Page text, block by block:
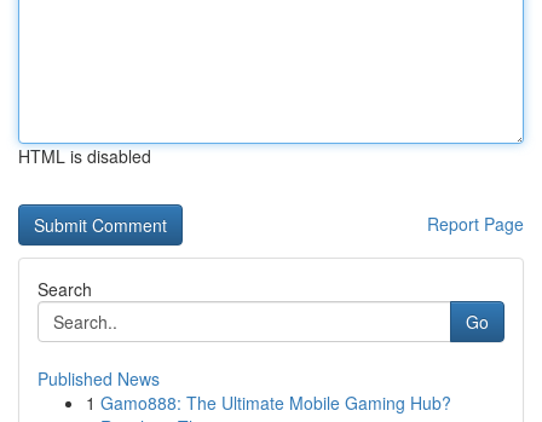
HTML is disabled
Report Page
Search
Go
Published News
1 Gamo888: The Ultimate Mobile Gaming Hub?